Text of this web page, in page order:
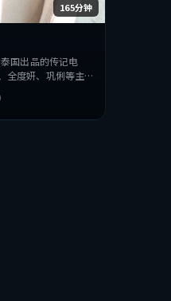
165分钟
国出品的传记电
全度妍、巩俐等主
欢该类型的观众完